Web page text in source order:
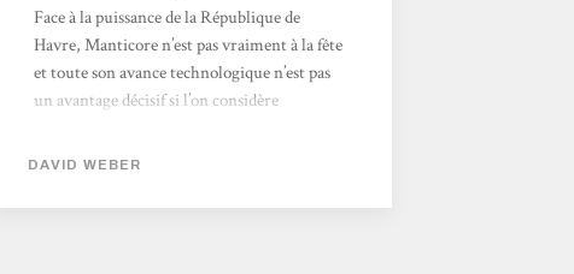
Face à la puissance de la République de
Havre, Manticore n’est pas vraiment à la fête
et toute son avance technologique n’est pas
un avantage décisif si l’on considère
l’ennemi. Par ailleurs, même s’il est des voix
paix, ce ne serait pas du goût de la
DAVID WEBER